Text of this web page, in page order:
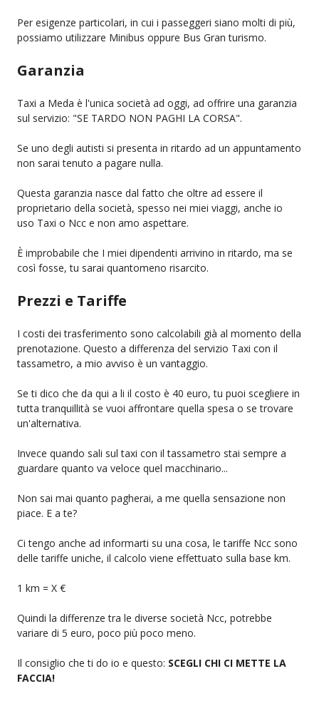
Per esigenze particolari, in cui i passeggeri siano molti di più,
possiamo utilizzare Minibus oppure Bus Gran turismo.
Garanzia
Taxi a Meda è l'unica società ad oggi, ad offrire una garanzia
sul servizio: "SE TARDO NON PAGHI LA CORSA".
Se uno degli autisti si presenta in ritardo ad un appuntamento
non sarai tenuto a pagare nulla.
Questa garanzia nasce dal fatto che oltre ad essere il
proprietario della società, spesso nei miei viaggi, anche io
uso Taxi o Ncc e non amo aspettare.
È improbabile che I miei dipendenti arrivino in ritardo, ma se
così fosse, tu sarai quantomeno risarcito.
Prezzi e Tariffe
I costi dei trasferimento sono calcolabili già al momento della
prenotazione. Questo a differenza del servizio Taxi con il
tassametro, a mio avviso è un vantaggio.
Se ti dico che da qui a li il costo è 40 euro, tu puoi scegliere in
tutta tranquillità se vuoi affrontare quella spesa o se trovare
un'alternativa.
Invece quando sali sul taxi con il tassametro stai sempre a
guardare quanto va veloce quel macchinario...
Non sai mai quanto pagherai, a me quella sensazione non
piace. E a te?
Ci tengo anche ad informarti su una cosa, le tariffe Ncc sono
delle tariffe uniche, il calcolo viene effettuato sulla base km.
1 km = X €
Quindi la differenze tra le diverse società Ncc, potrebbe
variare di 5 euro, poco più poco meno.
Il consiglio che ti do io e questo: SCEGLI CHI CI METTE LA
FACCIA!